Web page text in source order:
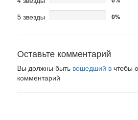
5 звезды 0%
Оставьте комментарий
Вы должны быть вошедший в чтобы
комментарий